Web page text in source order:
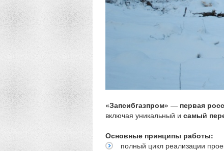
«Запсибгазпром» — первая
включая уникальный и самый
Основные принципы работы:
полный цикл реализации